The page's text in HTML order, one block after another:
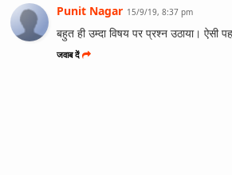
Punit Nagar 15/9/19, 8:37 pm
बहुत ही उम्दा विषय पर प्रश्न उठाया। ऐसी
जवाब दें